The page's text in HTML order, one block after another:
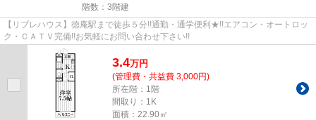
階数：3階建
【リブレハウス】徳庵駅まで徒歩５分!!通勤・通学便利★!!エアコン・オートロッ
ク・ＣＡＴＶ完備!!お気軽にお問い合わせ下さい!!
3.4万円
(管理費・共益費 3,000円)
所在階：1階
間取り：1K
面積：22.90㎡